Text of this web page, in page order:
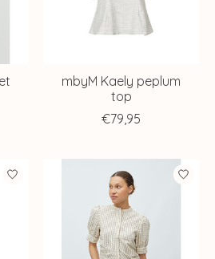
mbyM Kaely peplum
top
€79,95